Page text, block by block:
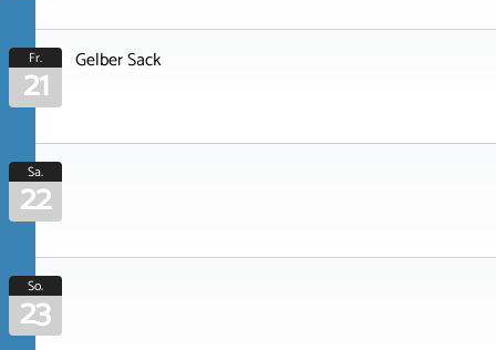
Fr.
21 Gelber Sack
Sa.
22
So.
23